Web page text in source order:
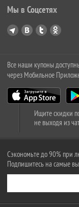
Мы в Соцсетях
Все наши купоны
через Мобильное
Ищите скидки
не выходя из
Сэкономьте до 90% при
Подпишитесь на самые